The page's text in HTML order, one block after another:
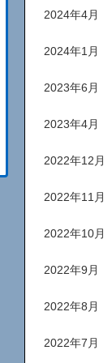
2024年4月
2024年1月
2023年6月
2023年4月
2022年12月
2022年11月
2022年10月
2022年9月
2022年8月
2022年7月